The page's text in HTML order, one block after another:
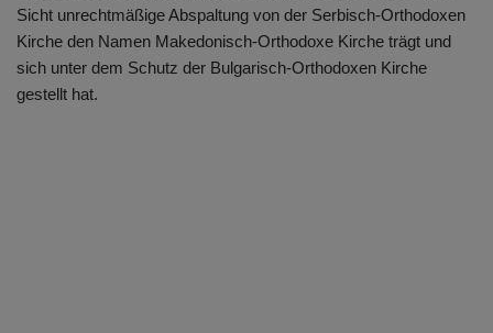
Sicht unrechtmäßige Abspaltung von der Serbisch-Orthodoxen
Kirche den Namen Makedonisch-Orthodoxe Kirche trägt und
sich unter dem Schutz der Bulgarisch-Orthodoxen Kirche
gestellt hat.